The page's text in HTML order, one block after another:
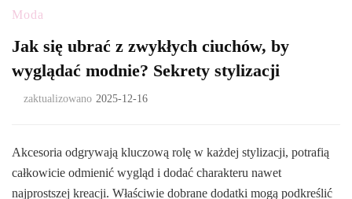
Moda
Jak się ubrać z zwykłych ciuchów, by
wyglądać modnie? Sekrety stylizacji
zaktualizowano 2025-12-16
Akcesoria odgrywają kluczową rolę w każdej stylizacji, potrafią
całkowicie odmienić wygląd i dodać charakteru nawet
najprostszej kreacji. Właściwie dobrane dodatki mogą podkreślić